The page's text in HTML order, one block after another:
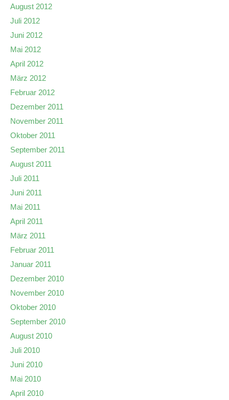
August 2012
Juli 2012
Juni 2012
Mai 2012
April 2012
März 2012
Februar 2012
Dezember 2011
November 2011
Oktober 2011
September 2011
August 2011
Juli 2011
Juni 2011
Mai 2011
April 2011
März 2011
Februar 2011
Januar 2011
Dezember 2010
November 2010
Oktober 2010
September 2010
August 2010
Juli 2010
Juni 2010
Mai 2010
April 2010